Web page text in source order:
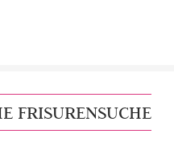
FRISURENSUCHE